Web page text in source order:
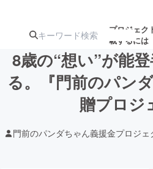
プロジェク
載するには
注目のリ 注目の新着プロ
8歳の“想い”が能
る。『門前のパン
贈プロジ
門前のパンダちゃん義援金プロジェ